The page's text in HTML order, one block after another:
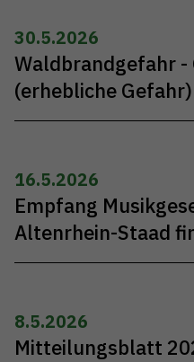
30.5.2026
Waldbrandgefahr
(erhebliche Gefahr)
16.5.2026
Empfang
Altenrhein-Staad
8.5.2026
Mitteilungsblatt